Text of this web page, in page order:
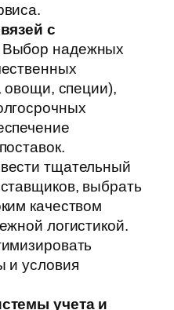
с
Выбор надежных
овощи, специи),
тщательный
выбрать
качеством
логистикой.
и условия
учета и